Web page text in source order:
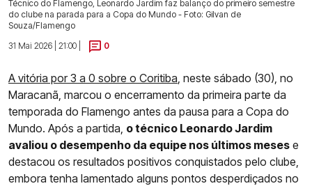
Técnico do Flamengo, Leonardo Jardim faz balanço do primeiro semestre
do clube na parada para a Copa do Mundo - Foto: Gilvan de
Souza/Flamengo
31 Mai 2026 | 21:00 |
0
A vitória por 3 a 0 sobre o Coritiba , neste sábado (30), no
Maracanã, marcou o encerramento da primeira parte da
temporada do Flamengo antes da pausa para a Copa do
Mundo. Após a partida, o técnico Leonardo Jardim
avaliou o desempenho da equipe nos últimos meses e
destacou os resultados positivos conquistados pelo clube,
embora tenha lamentado alguns pontos desperdiçados no